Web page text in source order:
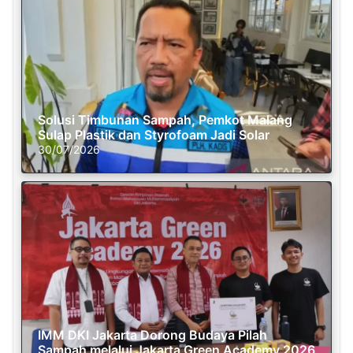
Solusi Timbunan Sampah, Pemkot Malang
Sulap Plastik dan Styrofoam Jadi Solar
30/07/2026
IMM DKI Jakarta Dorong Budaya Pilah
Sampah melalui Jakarta Green Academy 2026